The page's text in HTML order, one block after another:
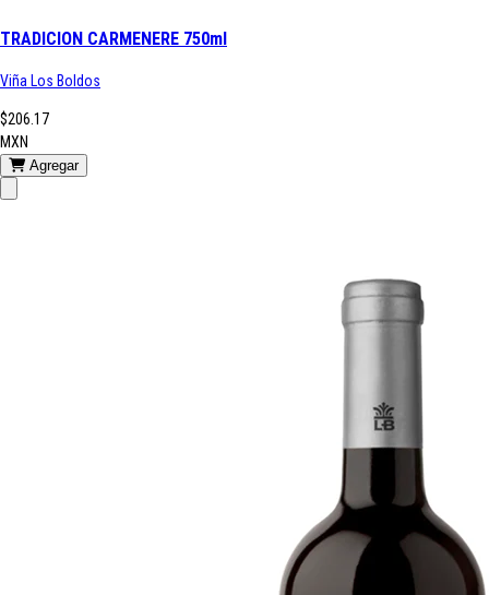
TRADICION CARMENERE 750ml
Viña Los Boldos
$206.17
MXN
Agregar